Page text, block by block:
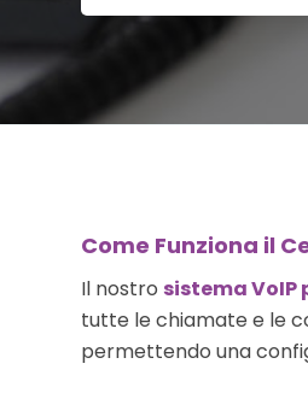
Come Funziona il
Il nostro sistema VoIP
tutte le chiamate e le
permettendo una